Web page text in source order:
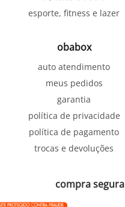
esporte, fitness e lazer
obabox
auto atendimento
meus pedidos
garantia
política de privacidade
política de pagamento
trocas e devoluções
compra segura